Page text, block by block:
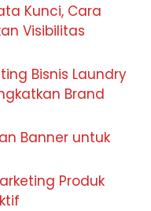
Kunci, Cara
Visibilitas
Bisnis Laundry
Brand
Banner untuk
Produk